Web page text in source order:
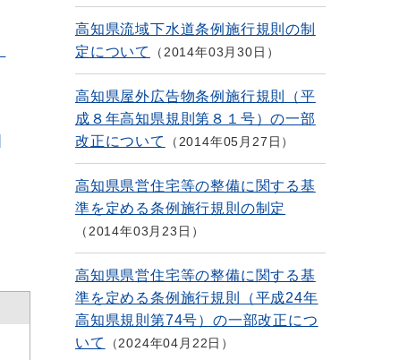
高知県流域下水道条例施行規則の制
定について
2014年03月30日
高知県屋外広告物条例施行規則（平
成８年高知県規則第８１号）の一部
改正について
2014年05月27日
高知県県営住宅等の整備に関する基
準を定める条例施行規則の制定
2014年03月23日
高知県県営住宅等の整備に関する基
準を定める条例施行規則（平成24年
高知県規則第74号）の一部改正につ
いて
2024年04月22日